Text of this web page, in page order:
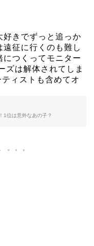
好きでずっと追っか
征に行くのも難し
つくってモニター
ズは解体されてしま
ィストも含めてオ
1位は意外なあの子？